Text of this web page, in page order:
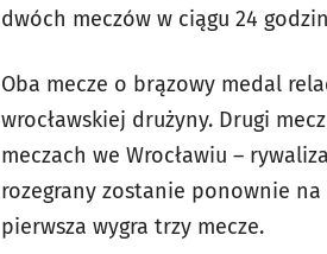
dwóch meczów w ciągu 24
Oba mecze o brązowy medal
wrocławskiej drużyny. Drugi
meczach we Wrocławiu –
rozegrany zostanie ponownie
pierwsza wygra trzy mecze.